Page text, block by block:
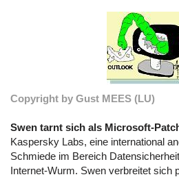
Copyright by Gust MEES (LU)
Swen tarnt sich als Microsoft-
Kaspersky Labs, eine international
Schmiede im Bereich
Internet-Wurm. Swen verbreitet sich